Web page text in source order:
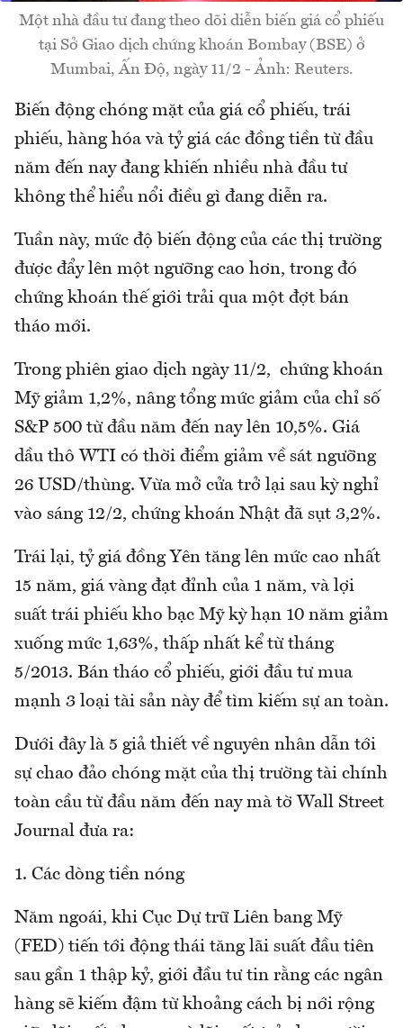
Một nhà đầu tư đang theo dõi diễn biến giá cổ phiếu
tại Sở Giao dịch chứng khoán Bombay (BSE) ở
Mumbai, Ấn Độ, ngày 11/2 - Ảnh: Reuters.
Biến động chóng mặt của giá cổ phiếu, trái
phiếu, hàng hóa và tỷ giá các đồng tiền từ đầu
năm đến nay đang khiến nhiều nhà đầu tư
không thể hiểu nổi điều gì đang diễn ra.
Tuần này, mức độ biến động của các thị trường
được đẩy lên một ngưỡng cao hơn, trong đó
chứng khoán thế giới trải qua một đợt bán
tháo mới.
Trong phiên giao dịch ngày 11/2, chứng khoán
Mỹ giảm 1,2%, nâng tổng mức giảm của chỉ số
S&P 500 từ đầu năm đến nay lên 10,5%. Giá
dầu thô WTI có thời điểm giảm về sát ngưỡng
26 USD/thùng. Vừa mở cửa trở lại sau kỳ nghỉ
vào sáng 12/2, chứng khoán Nhật đã sụt 3,2%.
Trái lại, tỷ giá đồng Yên tăng lên mức cao nhất
15 năm, giá vàng đạt đỉnh của 1 năm, và lợi
suất trái phiếu kho bạc Mỹ kỳ hạn 10 năm giảm
xuống mức 1,63%, thấp nhất kể từ tháng
5/2013. Bán tháo cổ phiếu, giới đầu tư mua
mạnh 3 loại tài sản này để tìm kiếm sự an toàn.
Dưới đây là 5 giả thiết về nguyên nhân dẫn tới
sự chao đảo chóng mặt của thị trường tài chính
toàn cầu từ đầu năm đến nay mà tờ Wall Street
Journal đưa ra:
1. Các dòng tiền nóng
Năm ngoái, khi Cục Dự trữ Liên bang Mỹ
(FED) tiến tới động thái tăng lãi suất đầu tiên
sau gần 1 thập kỷ, giới đầu tư tin rằng các ngân
hàng sẽ kiếm đậm từ khoảng cách bị nới rộng